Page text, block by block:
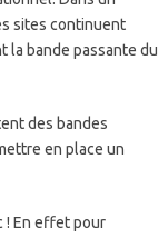
sites continuent
la bande passante du
des bandes
en place un
! En effet pour